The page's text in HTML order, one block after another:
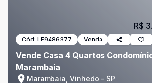
Cód: LF9486377 Venda
Vende Casa 4 Quartos
Marambaia
Marambaia, Vinhedo - SP
R$